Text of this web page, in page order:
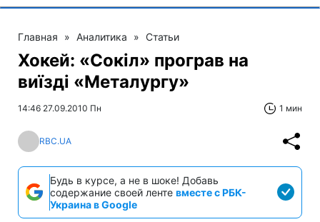
Главная » Аналитика » Статьи
Хокей: «Сокіл» програв на
виїзді «Металургу»
14:46 27.09.2010 Пн 1 мин
RBC.UA
Будь в курсе, а не в шоке! Добавь
содержание своей ленте вместе с РБК-
Украина в Google